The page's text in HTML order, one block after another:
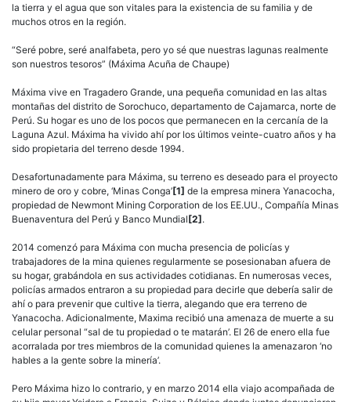
la tierra y el agua que son vitales para la existencia de su familia y de
muchos otros en la región.
“Seré pobre, seré analfabeta, pero yo sé que nuestras lagunas realmente
son nuestros tesoros” (Máxima Acuña de Chaupe)
Máxima vive en Tragadero Grande, una pequeña comunidad en las altas
montañas del distrito de Sorochuco, departamento de Cajamarca, norte de
Perú. Su hogar es uno de los pocos que permanecen en la cercanía de la
Laguna Azul. Máxima ha vivido ahí por los últimos veinte-cuatro años y ha
sido propietaria del terreno desde 1994.
Desafortunadamente para Máxima, su terreno es deseado para el proyecto
minero de oro y cobre, ‘Minas Conga’[1] de la empresa minera Yanacocha,
propiedad de Newmont Mining Corporation de los EE.UU., Compañía Minas
Buenaventura del Perú y Banco Mundial[2].
2014 comenzó para Máxima con mucha presencia de policías y
trabajadores de la mina quienes regularmente se posesionaban afuera de
su hogar, grabándola en sus actividades cotidianas. En numerosas veces,
policías armados entraron a su propiedad para decirle que debería salir de
ahí o para prevenir que cultive la tierra, alegando que era terreno de
Yanacocha. Adicionalmente, Maxima recibió una amenaza de muerte a su
celular personal “sal de tu propiedad o te matarán’. El 26 de enero ella fue
acorralada por tres miembros de la comunidad quienes la amenazaron ‘no
hables a la gente sobre la minería’.
Pero Máxima hizo lo contrario, y en marzo 2014 ella viajo acompañada de